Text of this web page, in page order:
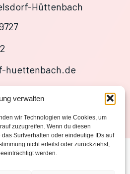
verwalten
wir Technologien wie Cookies, um
zuzugreifen. Wenn du diesen
Surfverhalten oder eindeutige IDs auf
nicht erteilst oder zurückziehst,
werden.
Hüttenbach
huettenbach.de